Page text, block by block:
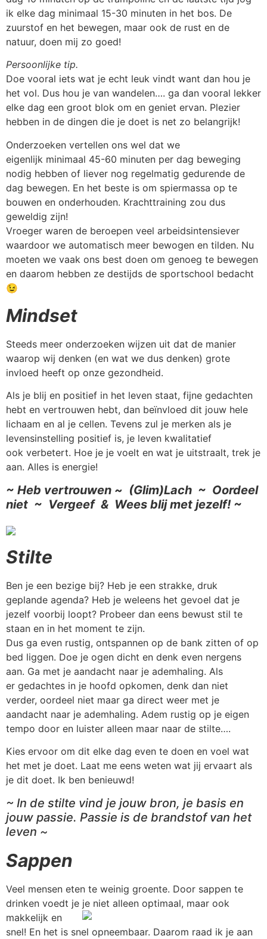
ik elke dag minimaal 15-30 minuten in het bos. De
zuurstof en het bewegen, maar ook de rust en de
natuur, doen mij zo goed!
Persoonlijke tip.
Doe vooral iets wat je echt leuk vindt want dan hou je
het vol. Dus hou je van wandelen…. ga dan vooral lekker
elke dag een groot blok om en geniet ervan. Plezier
hebben in de dingen die je doet is net zo belangrijk!
Onderzoeken vertellen ons wel dat we
eigenlijk minimaal 45-60 minuten per dag beweging
nodig hebben of liever nog regelmatig gedurende de
dag bewegen. En het beste is om spiermassa op te
bouwen en onderhouden. Krachttraining zou dus
geweldig zijn!
Vroeger waren de beroepen veel arbeidsintensiever
waardoor we automatisch meer bewogen en tilden. Nu
moeten we vaak ons best doen om genoeg te bewegen
en daarom hebben ze destijds de sportschool bedacht
😉
Mindset
Steeds meer onderzoeken wijzen uit dat de manier
waarop wij denken (en wat we dus denken) grote
invloed heeft op onze gezondheid.
Als je blij en positief in het leven staat, fijne gedachten
hebt en vertrouwen hebt, dan beïnvloed dit jouw hele
lichaam en al je cellen. Tevens zul je merken als je
levensinstelling positief is, je leven kwalitatief
ook verbetert. Hoe je je voelt en wat je uitstraalt, trek je
aan. Alles is energie!
~ Heb vertrouwen ~ (Glim)Lach ~ Oordeel
niet ~ Vergeef & Wees blij met jezelf! ~
Stilte
Ben je een bezige bij? Heb je een strakke, druk
geplande agenda? Heb je weleens het gevoel dat je
jezelf voorbij loopt? Probeer dan eens bewust stil te
staan en in het moment te zijn.
Dus ga even rustig, ontspannen op de bank zitten of op
bed liggen. Doe je ogen dicht en denk even nergens
aan. Ga met je aandacht naar je ademhaling. Als
er gedachtes in je hoofd opkomen, denk dan niet
verder, oordeel niet maar ga direct weer met je
aandacht naar je ademhaling. Adem rustig op je eigen
tempo door en luister alleen maar naar de stilte….
Kies ervoor om dit elke dag even te doen en voel wat
het met je doet. Laat me eens weten wat jij ervaart als
je dit doet. Ik ben benieuwd!
~ In de stilte vind je jouw bron, je basis en
jouw passie. Passie is de brandstof van het
leven ~
Sappen
Veel mensen eten te weinig groente. Door sappen te
drinken voedt je je niet alleen optimaal, maar ook
makkelijk en
snel! En het is snel opneembaar. Daarom raad ik je aan